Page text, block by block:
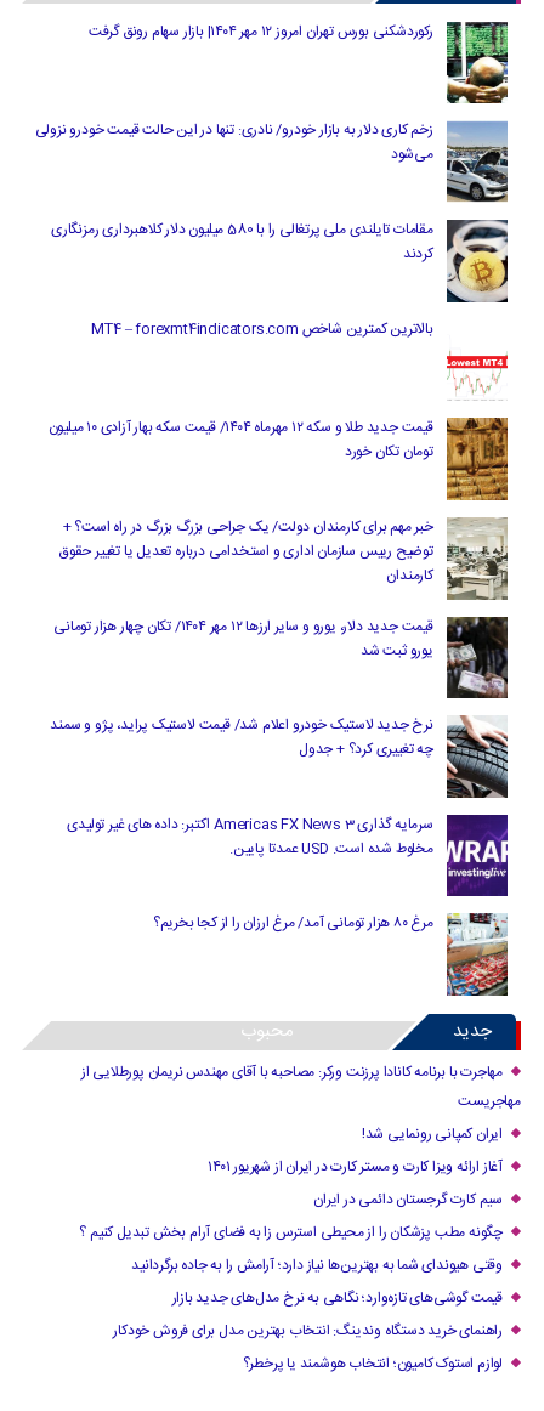
رکوردشکنی بورس تهران امروز ۱۲ مهر ۱۴۰۴| بازار سهام رونق گرفت
زخم کاری دلار به بازار خودرو/ نادری: تنها در این حالت قیمت خودرو نزولی
می‌شود
مقامات تایلندی ملی پرتغالی را با 580 میلیون دلار کلاهبرداری رمزنگاری
کردند
بالاترین کمترین شاخص MT4 – forexmt4indicators.com
قیمت جدید طلا و سکه ۱۲ مهرماه ۱۴۰۴/ قیمت سکه بهار آزادی ۱۰ میلیون
تومان تکان خورد
خبر مهم برای کارمندان دولت/ یک جراحی بزرگ بزرگ در راه است؟ +
توضیح رییس سازمان اداری و استخدامی درباره تعدیل یا تغییر حقوق
کارمندان
قیمت جدید دلار، یورو و سایر ارزها ۱۲ مهر ۱۴۰۴/ تکان چهار هزار تومانی
یورو ثبت شد
نرخ جدید لاستیک خودرو اعلام شد/ قیمت لاستیک پراید، پژو و سمند
چه تغییری کرد؟ + جدول
سرمایه گذاری Americas FX News 3 اکتبر: داده های غیر تولیدی
مخلوط شده است. USD عمدتا پایین.
مرغ ۸۰ هزار تومانی آمد/ مرغ ارزان را از کجا بخریم؟
جدید محبوب
مهاجرت با برنامه کانادا پرزنت ورکر: مصاحبه با آقای مهندس نریمان پورطلایی از
مهاجریست
ایران کمپانی رونمایی شد!
آغاز ارائه ویزا کارت و مستر کارت در ایران از شهریور ۱۴۰۱
سیم کارت گرجستان دائمی در ایران
چگونه مطب پزشکان را از محیطی استرس زا به فضای آرام بخش تبدیل کنیم ؟
وقتی هیوندای شما به بهترین‌ها نیاز دارد؛ آرامش را به جاده برگردانید
قیمت گوشی‌های تازه‌وارد؛ نگاهی به نرخ مدل‌های جدید بازار
راهنمای خرید دستگاه وندینگ: انتخاب بهترین مدل برای فروش خودکار
لوازم استوک کامیون؛ انتخاب هوشمند یا پرخطر؟